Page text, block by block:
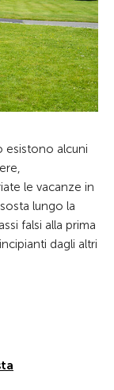
esistono alcuni
le vacanze in
lungo la
falsi alla prima
dagli altri